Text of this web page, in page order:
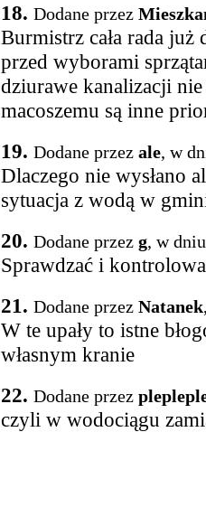
18. Dodane przez
Burmistrz cała rada
przed wyborami
dziurawe kanalizacji
macoszemu są inne
19. Dodane przez ale, w
Dlaczego nie wysłano
sytuacja z wodą w
20. Dodane przez g, w
Sprawdzać i
21. Dodane przez Natanek
W te upały to istne
własnym kranie
22. Dodane przez
czyli w wodociągu